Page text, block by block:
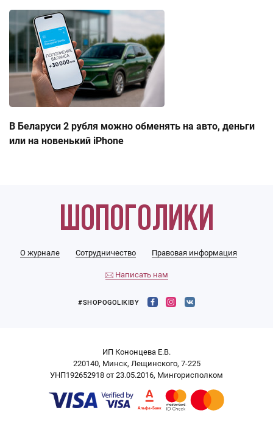
В Беларуси 2 рубля можно обменять на авто, деньги
или на новенький iPhone
О журнале Сотрудничество Правовая информация
Написать нам
#SHOPOGOLIKIBY
ИП Кононцева Е.В.
220140, Минск, Лещинского, 7-225
УНП192652918 от 23.05.2016, Мингорисполком